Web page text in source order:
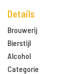
Details
Brouwerij
Bierstijl
Alcohol
Categorie